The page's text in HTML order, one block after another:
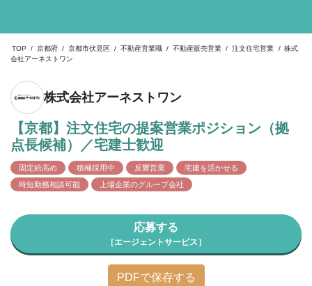
TOP / 京都府 / 京都市伏見区 / 不動産営業職 / 不動産販売営業 / 注文住宅営業 / 株式
会社アーネストワン
株式会社アーネストワン
【京都】注文住宅の提案営業ポジション（拠
点長候補）／宅建士歓迎
固定給高め 積極採用中 反響営業
宅建を活かせる
時短勤務相談可能
上場企業のグループ会社
応募する
［エージェントサービス］
PDFで保存する